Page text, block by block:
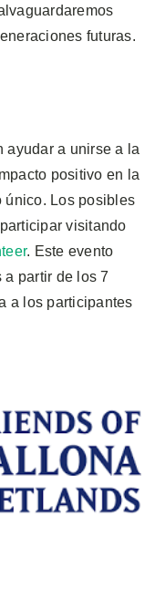
futuras.
ayudar a unirse a la
positivo en la
único. Los posibles
visitando
. Este evento
partir de los 7
a los participantes